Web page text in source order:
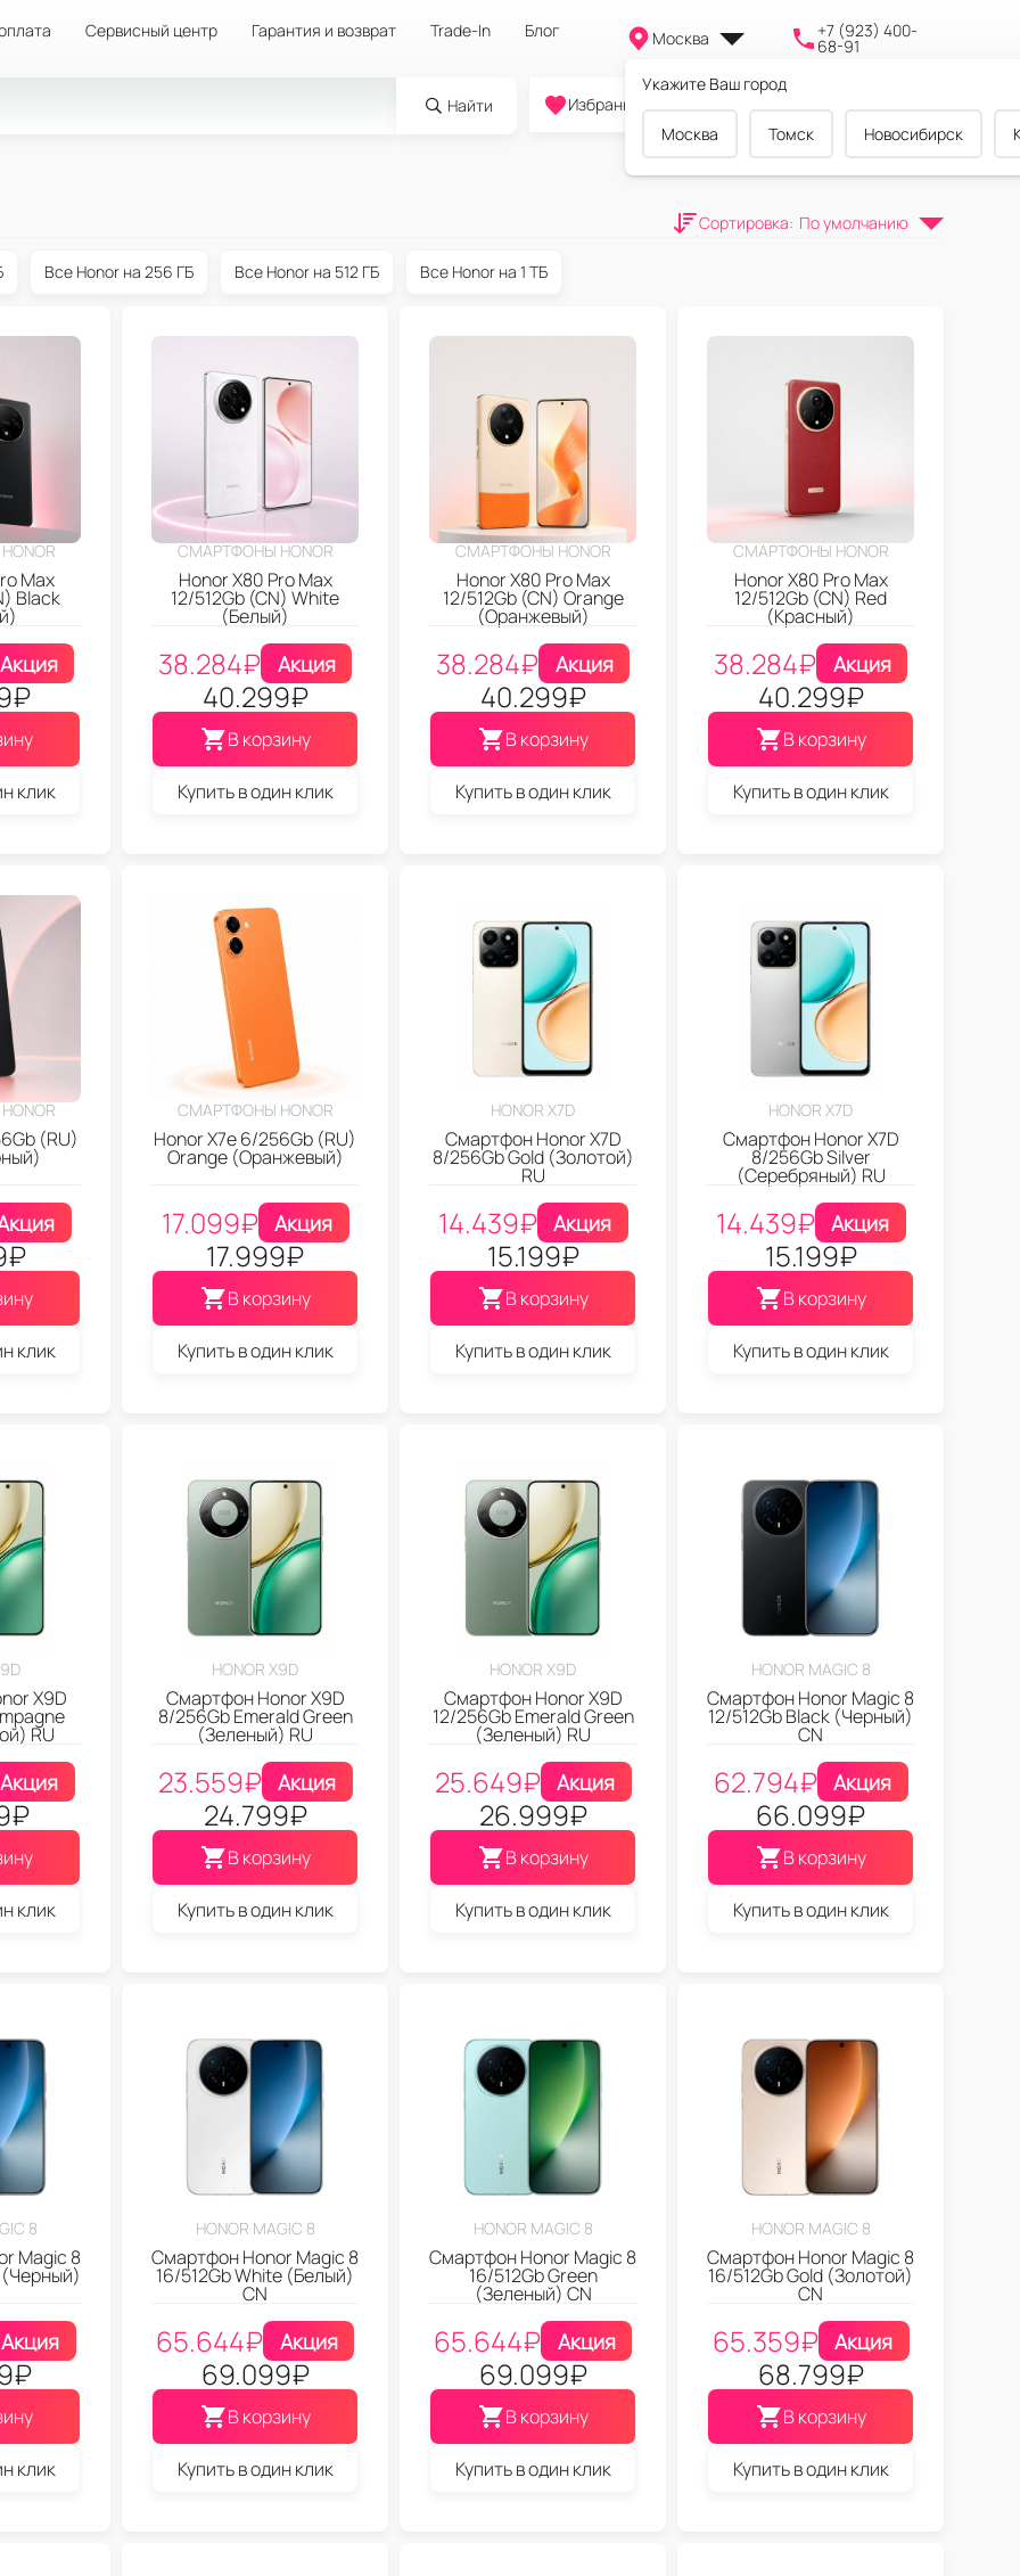
Сервисный центр Гарантия и возврат Trade-In Блог Москва
Укажите Ваш город
Москва Томск Новосибирск
+7 (923) 400-
68-91
Найти
0
Избранное Cравнение Корзина
Сортировка: По умолчанию
Все Honor на 256 ГБ Все Honor на 512 ГБ Все Honor на 1 ТБ
Max
Black
Акция
₽
клик
СМАРТФОНЫ HONOR
Honor X80 Pro Max
12/512Gb (CN) White
(Белый)
38.284₽ Акция
40.299₽
В корзину
Купить в один клик
СМАРТФОНЫ HONOR
Honor X80 Pro Max
12/512Gb (CN) Orange
(Оранжевый)
38.284₽ Акция
40.299₽
В корзину
Купить в один клик
СМАРТФОНЫ HONOR
Honor X80 Pro Max
12/512Gb (CN) Red
(Красный)
38.284₽ Акция
40.299₽
В корзину
Купить в один клик
(RU)
₽
клик
СМАРТФОНЫ HONOR
Honor X7e 6/256Gb (RU)
Orange (Оранжевый)
17.099₽ Акция
17.999₽
В корзину
Купить в один клик
HONOR X7D
Смартфон Honor X7D
8/256Gb Gold (Золотой)
RU
14.439₽ Акция
15.199₽
В корзину
Купить в один клик
HONOR X7D
Смартфон Honor X7D
8/256Gb Silver
(Серебряный) RU
14.439₽ Акция
15.199₽
В корзину
Купить в один клик
X9D
RU
Акция
₽
клик
HONOR X9D
Смартфон Honor X9D
8/256Gb Emerald Green
(Зеленый) RU
23.559₽ Акция
24.799₽
В корзину
Купить в один клик
HONOR X9D
Смартфон Honor X9D
12/256Gb Emerald Green
(Зеленый) RU
25.649₽ Акция
26.999₽
В корзину
Купить в один клик
HONOR MAGIC 8
Смартфон Honor Magic 8
12/512Gb Black (Черный)
CN
62.794₽ Акция
66.099₽
В корзину
Купить в один клик
8
Magic 8
(Черный)
Акция
₽
клик
HONOR MAGIC 8
Смартфон Honor Magic 8
16/512Gb White (Белый)
CN
65.644₽ Акция
69.099₽
В корзину
Купить в один клик
HONOR MAGIC 8
Смартфон Honor Magic 8
16/512Gb Green
(Зеленый) CN
65.644₽ Акция
69.099₽
В корзину
Купить в один клик
HONOR MAGIC 8
Смартфон Honor Magic 8
16/512Gb Gold (Золотой)
CN
65.359₽ Акция
68.799₽
В корзину
Купить в один клик